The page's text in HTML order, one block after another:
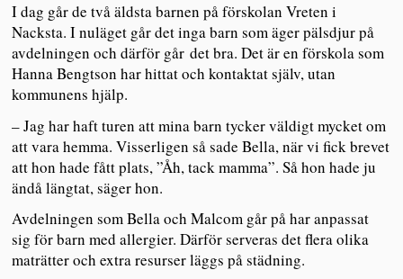
I dag går de två äldsta barnen på förskolan Vreten i
Nacksta. I nuläget går det inga barn som äger pälsdjur på
avdelningen och därför går det bra. Det är en förskola som
Hanna Bengtson har hittat och kontaktat själv, utan
kommunens hjälp.
– Jag har haft turen att mina barn tycker väldigt mycket om
att vara hemma. Visserligen så sade Bella, när vi fick brevet
att hon hade fått plats, ”Åh, tack mamma”. Så hon hade ju
ändå längtat, säger hon.
Avdelningen som Bella och Malcom går på har anpassat
sig för barn med allergier. Därför serveras det flera olika
maträtter och extra resurser läggs på städning.